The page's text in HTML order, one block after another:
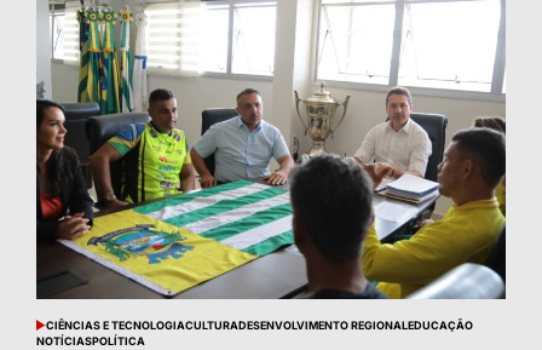
POSTED
CIÊNCIAS E TECNOLOGIACULTURADESENVOLVIMENTO REGIONALEDUCAÇÃO
NOTÍCIASPOLÍTICA